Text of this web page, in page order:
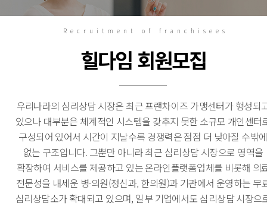
Recruitment of franchisees
힐다임 회원모집
우리나라의 심리상담 시장은 최근 프랜차이즈 가맹센터가 형성되
있으나 대부분은 체계적인 시스템을 갖추지 못한 소규모 개인센터
구성되어 있어서 시간이 지날수록 경쟁력은 점점 더 낮아질 수밖에
없는 구조입니다. 그뿐만 아니라 최근 심리상담 시장으로 영역을
확장하여 서비스를 제공하고 있는 온라인플랫폼업체를 비롯해 의
전문성을 내세운 병·의원(정신과, 한의원)과 기관에서 운영하는 무
심리상담소가 확대되고 있으며, 일부 기업에서도 심리상담 시장으